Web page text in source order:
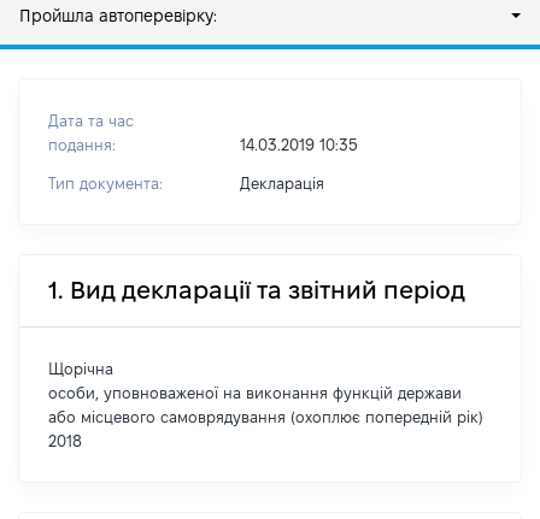
Пройшла автоперевірку:
Дата та час
подання:
14.03.2019 10:35
Тип документа: Декларація
1. Вид декларації та звітний період
Щорічна
особи, уповноваженої на виконання функцій держави
або місцевого самоврядування (охоплює попередній рік)
2018